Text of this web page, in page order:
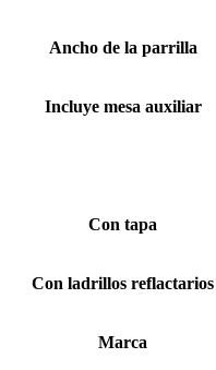
Ancho de la parrilla
Incluye mesa auxiliar
Con tapa
Con ladrillos reflactarios
Marca